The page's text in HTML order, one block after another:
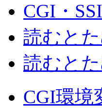
CGI・
読むと
読むと
CGI環境